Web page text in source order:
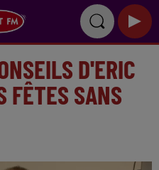
D'ERIC
FÊTES SANS